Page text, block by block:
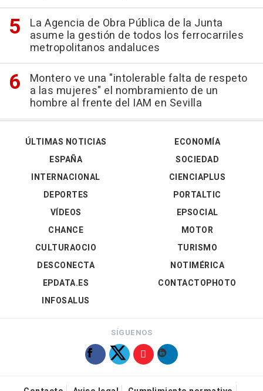
La Agencia de Obra Pública de la Junta
asume la gestión de todos los ferrocarriles
metropolitanos andaluces
Montero ve una "intolerable falta de respeto
a las mujeres" el nombramiento de un
hombre al frente del IAM en Sevilla
ÚLTIMAS NOTICIAS
ESPAÑA
INTERNACIONAL
DEPORTES
VÍDEOS
ECONOMÍA
SOCIEDAD
CIENCIAPLUS
PORTALTIC
EPSOCIAL
CHANCE
CULTURAOCIO
DESCONECTA
EPDATA.ES
INFOSALUS
MOTOR
TURISMO
NOTIMÉRICA
CONTACTOPHOTO
SÍGUENOS